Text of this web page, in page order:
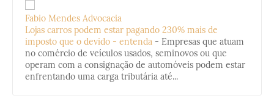
Fabio Mendes Advocacia
Lojas carros podem estar pagando 230% mais de
imposto que o devido - entenda - Empresas que atuam
no comércio de veículos usados, seminovos ou que
operam com a consignação de automóveis podem estar
enfrentando uma carga tributária até...